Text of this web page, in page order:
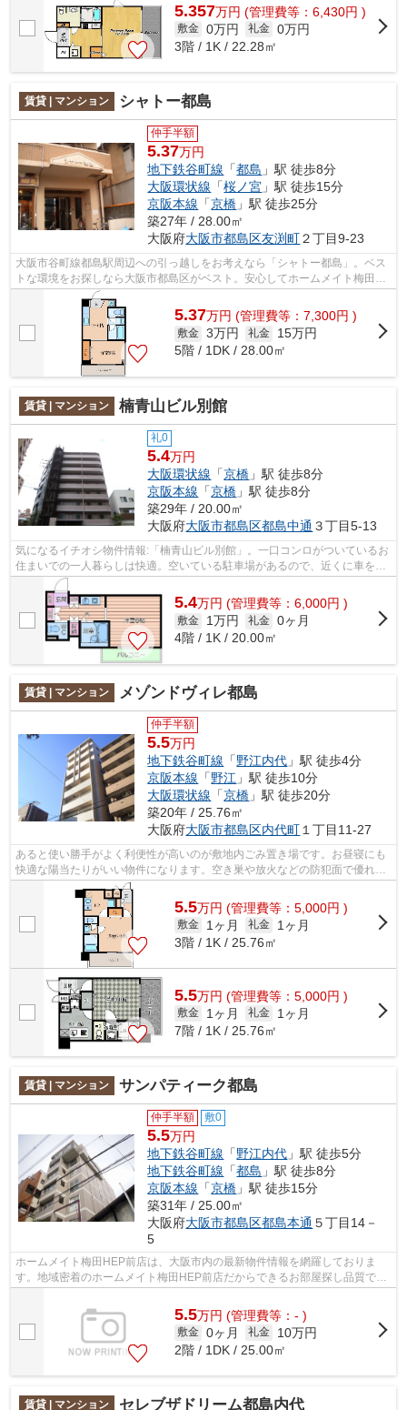
5.357万円 (管理費等：6,430円 )
敷金 0万円 礼金 0万円
3階 / 1K / 22.28㎡
賃貸 | マンション シャトー都島
仲手半額
5.37万円
地下鉄谷町線 「都島 」駅 徒歩8分
大阪環状線 「桜ノ宮 」駅 徒歩15分
京阪本線 「京橋 」駅 徒歩25分
築27年 / 28.00㎡
大阪府大阪市都島区友渕町２丁目9-23
大阪市谷町線都島駅周辺への引っ越しをお考えなら「シャトー都島」。ベス
トな環境をお探しなら大阪市都島区がベスト。安心してホームメイト梅田Ｈ
ＥＰ前店 (有)住地不動産の0120-88-33...
5.37万円 (管理費等：7,300円 )
敷金 3万円 礼金
15万円
5階 / 1DK / 28.00㎡
賃貸 | マンション 楠青山ビル別館
礼0
5.4万円
大阪環状線 「京橋 」駅 徒歩8分
京阪本線 「京橋 」駅 徒歩8分
築29年 / 20.00㎡
大阪府大阪市都島区都島中通 ３丁目5-13
気になるイチオシ物件情報:「楠青山ビル別館」。一口コンロがついているお
住まいでの一人暮らしは快適。空いている駐車場があるので、近くに車を駐
車できます。鉄骨鉄筋コンクリートな...
5.4万円 (管理費等：6,000円 )
敷金 1万円 礼金 0ヶ月
4階 / 1K / 20.00㎡
賃貸 | マンション メゾンドヴィレ都島
仲手半額
5.5万円
地下鉄谷町線 「野江内代 」駅 徒歩4分
京阪本線 「野江 」駅 徒歩10分
大阪環状線 「京橋 」駅 徒歩20分
築20年 / 25.76㎡
大阪府大阪市都島区内代町１丁目11-27
あると使い勝手がよく利便性が高いのが敷地内ごみ置き場です。お昼寝にも
快適な陽当たりがいい物件になります。空き巣や放火などの防犯面で優れて
いるマンションタイプの物件です。こ...
5.5万円 (管理費等：5,000円 )
敷金 1ヶ月 礼金
1ヶ月
3階 / 1K / 25.76㎡
5.5万円 (管理費等：5,000円 )
敷金 1ヶ月 礼金
1ヶ月
7階 / 1K / 25.76㎡
賃貸 | マンション サンパティーク都島
仲手半額 敷0
5.5万円
地下鉄谷町線 「野江内代 」駅 徒歩5分
地下鉄谷町線 「都島 」駅 徒歩8分
京阪本線 「京橋 」駅 徒歩15分
築31年 / 25.00㎡
大阪府大阪市都島区都島本通 ５丁目14－
5
ホームメイト梅田HEP前店は、大阪市内の最新物件情報を網羅しておりま
す。地域密着のホームメイト梅田HEP前店だからできるお部屋探し品質であ
5.5万円 (管理費等：- )
敷金 0ヶ月 礼金
10万円
2階 / 1DK / 25.00㎡
賃貸 | マンション セレブザドリーム都島内代